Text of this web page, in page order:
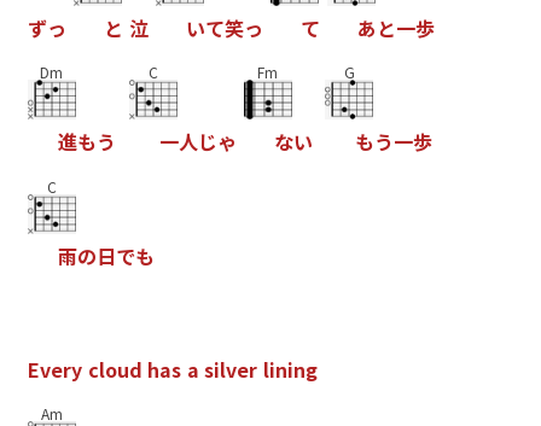
ずっ と 泣 いて笑っ て あ と一歩
Dm
進もう
C
一人じゃ
Fm
ない
G
もう一歩
C
雨の日でも
Every cloud has a silver lining
Am